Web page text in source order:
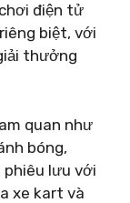
điện tử
biệt, với
thưởng
quan như
bóng,
phiêu lưu với
xe kart và